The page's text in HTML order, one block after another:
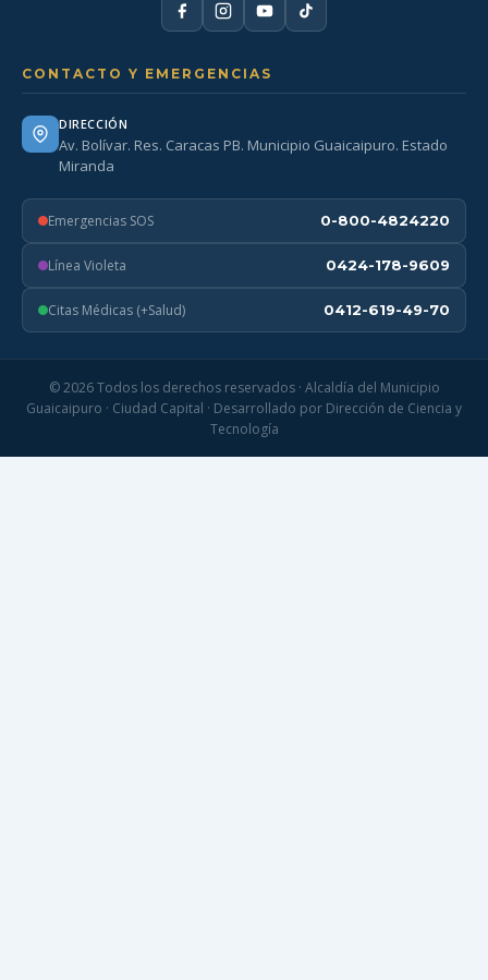
CONTACTO Y EMERGENCIAS
DIRECCIÓN
Av. Bolívar. Res. Caracas PB. Municipio Guaicaipuro. Estado
Miranda
Emergencias SOS 0-800-4824220
Línea Violeta 0424-178-9609
Citas Médicas (+Salud) 0412-619-49-70
© 2026 Todos los derechos reservados · Alcaldía del Municipio
Guaicaipuro · Ciudad Capital · Desarrollado por Dirección de Ciencia y
Tecnología